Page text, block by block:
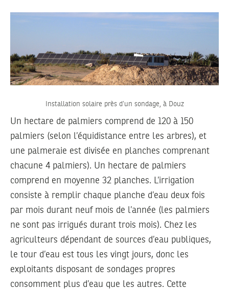
Installation solaire près d’un sondage, à Douz
Un hectare de palmiers comprend de 120 à 150
palmiers (selon l’équidistance entre les arbres), et
une palmeraie est divisée en planches comprenant
chacune 4 palmiers). Un hectare de palmiers
comprend en moyenne 32 planches. L’irrigation
consiste à remplir chaque planche d’eau deux fois
par mois durant neuf mois de l’année (les palmiers
ne sont pas irrigués durant trois mois). Chez les
agriculteurs dépendant de sources d’eau publiques,
le tour d’eau est tous les vingt jours, donc les
exploitants disposant de sondages propres
consomment plus d’eau que les autres. Cette